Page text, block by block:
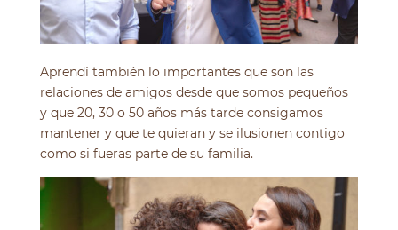
Aprendí también lo importantes que son las
relaciones de amigos desde que somos pequeños
y que 20, 30 o 50 años más tarde consigamos
mantener y que te quieran y se ilusionen contigo
como si fueras parte de su familia.